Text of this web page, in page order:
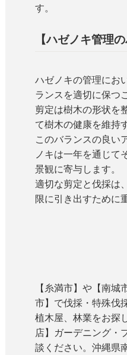
す。
【ハゼノキ管理
ハゼノキの管理にお
ランスを適切に保つ
剪定は樹木の形状を
て樹木の健康を維持
このバランスの良い
ノキは一年を通じて
景観に寄与します。
適切な剪定と伐採は
限に引き出すために
【糸満市】や【南
市】で伐採・特殊伐
植木屋、林業をお探
店】ガーデニング・
談ください。沖縄県